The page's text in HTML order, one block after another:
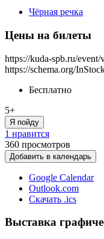
Чёрная речка
Цены на билеты
https://kuda-spb.ru/
https://schema.org/
Бесплатно
5+
Я пойду
1 нравится
360 просмотров
Добавить в календарь
Google Calendar
Outlook.com
Скачать .ics
Выставка